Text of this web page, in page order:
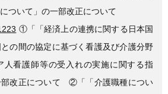
ついて」の一部改正について
①「「経済上の連携に関する日本国
の間の協定に基づく看護及び介護分野
人看護師等の受入れの実施に関する指
部改正について ②「「介護職種につい